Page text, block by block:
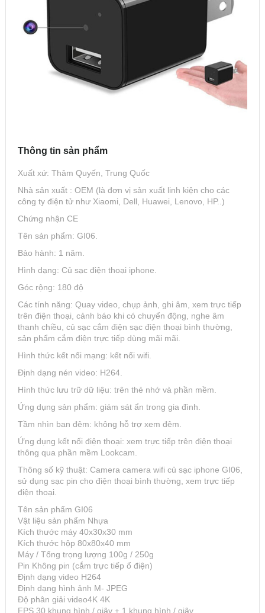
Thông tin sản phẩm
Xuất xứ: Thâm Quyến, Trung Quốc
Nhà sản xuất : OEM (là đơn vị sản xuất linh kiện cho các
công ty điện tử như Xiaomi, Dell, Huawei, Lenovo, HP..)
Chứng nhận CE
Tên sản phẩm: GI06.
Bảo hành: 1 năm.
Hình dạng: Củ sạc điện thoại iphone.
Góc rộng: 180 độ
Các tính năng: Quay video, chụp ảnh, ghi âm, xem trực tiếp
trên điện thoại, cảnh báo khi có chuyển động, nghe âm
thanh chiều, củ sạc cắm điện sạc điện thoại bình thường,
sản phẩm cắm điện trực tiếp dùng mãi mãi.
Hình thức kết nối mạng: kết nối wifi.
Định dạng nén video: H264.
Hình thức lưu trữ dữ liệu: trên thẻ nhớ và phần mềm.
Ứng dụng sản phẩm: giám sát ẩn trong gia đình.
Tầm nhìn ban đêm: không hỗ trợ xem đêm.
Ứng dụng kết nối điện thoại: xem trực tiếp trên điện thoại
thông qua phần mềm Lookcam.
Thông số kỹ thuật: Camera camera wifi củ sạc iphone GI06,
sử dụng sạc pin cho điện thoại bình thường, xem trực tiếp
điện thoại.
Tên sản phẩm GI06
Vật liệu sản phẩm Nhựa
Kích thước máy 40x30x30 mm
Kích thước hộp 80x80x40 mm
Máy / Tổng trọng lượng 100g / 250g
Pin Không pin (cắm trực tiếp ổ điện)
Định dạng video H264
Định dạng hình ảnh M- JPEG
Độ phân giải video4K 4K
FPS 30 khung hình / giây ± 1 khung hình / giây